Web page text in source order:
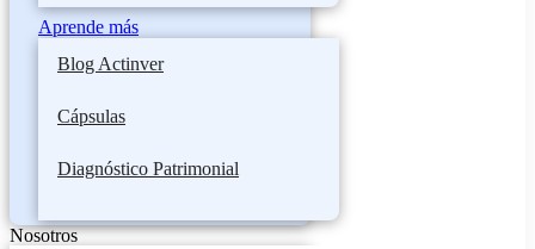
Aprende más
Blog Actinver
Cápsulas
Diagnóstico Patrimonial
Nosotros